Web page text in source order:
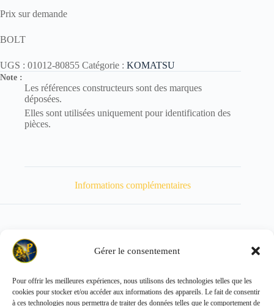
Gérer le consentement
Pour offrir les meilleures expériences, nous utilisons des technologies telles que les
cookies pour stocker et/ou accéder aux informations des appareils. Le fait de consentir
à ces technologies nous permettra de traiter des données telles que le comportement de
Prix sur demande
BOLT
UGS : 01012-80855 Catégorie : KOMATSU
Note :
Les références constructeurs sont des marques
déposées.
Elles sont utilisées uniquement pour identification des
pièces.
Informations complémentaires
Poids 30 kg
Copyright © 2026 - ALL PARTS FRANCE SAS